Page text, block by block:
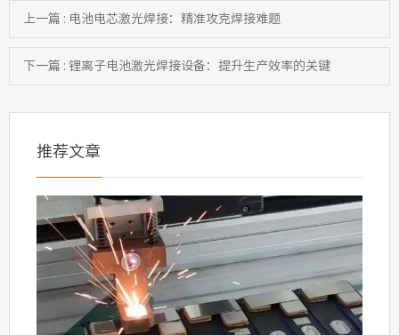
上一篇 : 电池电芯激光焊接：精准攻克焊接难题
下一篇 : 锂离子电池激光焊接设备：提升生产效率的关键
推荐文章